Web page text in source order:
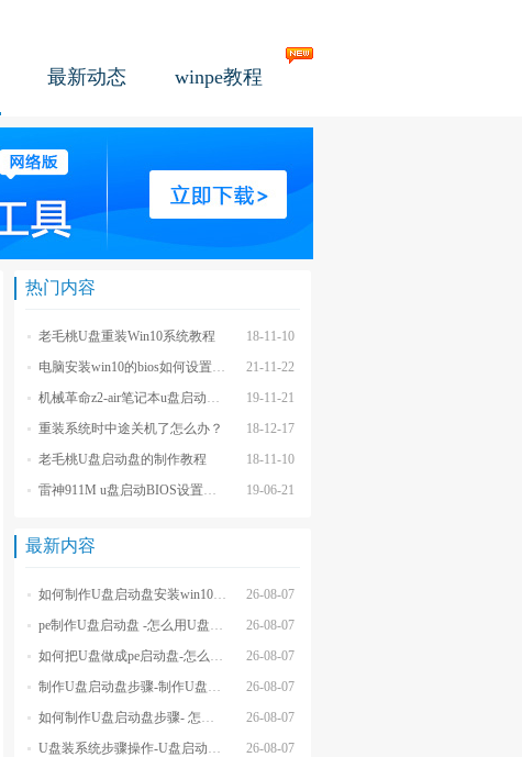
最新动态 winpe教程
热门内容
18-11-10
老毛桃U盘重装Win10系统教程
21-11-22
电脑安装win10的bios如何设置u盘图文教程
19-11-21
机械革命z2-air笔记本u盘启动BIOS设置教程
18-12-17
重装系统时中途关机了怎么办？
18-11-10
老毛桃U盘启动盘的制作教程
19-06-21
雷神911M u盘启动BIOS设置教程
最新内容
26-08-07
如何制作U盘启动盘安装win10系统-怎么制作U盘启动盘安装win10系
26-08-07
pe制作U盘启动盘 -怎么用U盘制作pe系统启动盘
26-08-07
如何把U盘做成pe启动盘-怎么把U盘做成pe启动盘
26-08-07
制作U盘启动盘步骤-制作U盘启动盘详细方法
26-08-07
如何制作U盘启动盘步骤- 怎么制作U盘启动盘步骤
26-08-07
U盘装系统步骤操作-U盘启动重装系统步骤